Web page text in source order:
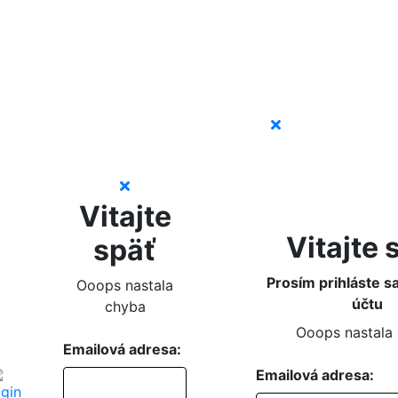
Vitajte
späť
Ooops nastala
chyba
Emailová adresa:
Vitajte
Prosím prihláste
účtu
Ooops nastala
Emailová adresa: